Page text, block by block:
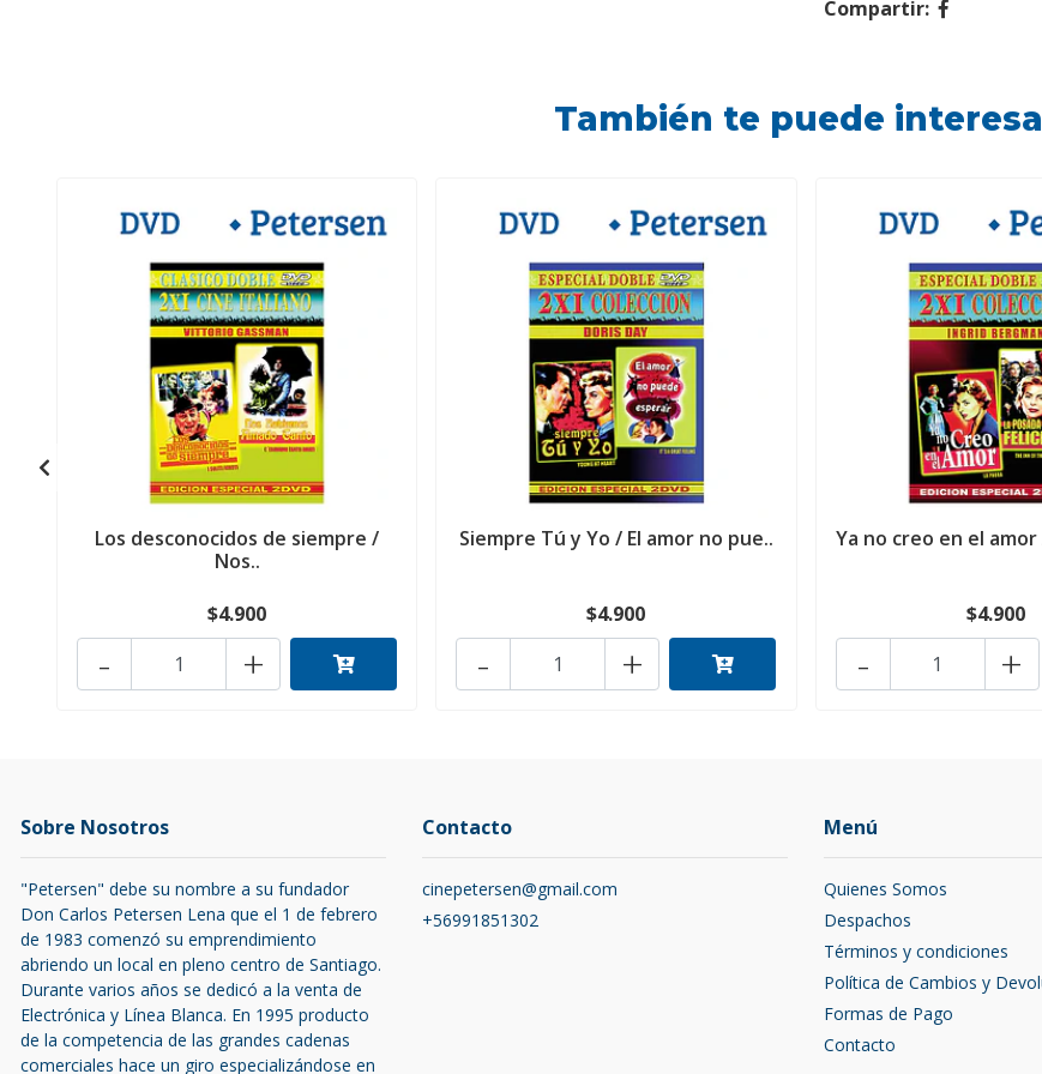
Compartir:
También te puede
Los desconocidos de siempre /
Nos..
$4.900
+
-
Siempre Tú y Yo / El amor no pue..
$4.900
+
-
Ya no creo en el amor
$4.900
+
-
Sobre Nosotros
"Petersen" debe su nombre a su fundador
Don Carlos Petersen Lena que el 1 de febrero
de 1983 comenzó su emprendimiento
abriendo un local en pleno centro de Santiago.
Durante varios años se dedicó a la venta de
Electrónica y Línea Blanca. En 1995 producto
de la competencia de las grandes cadenas
comerciales hace un giro especializándose en
Contacto
cinepetersen@gmail.com
+56991851302
Menú
Quienes Somos
Despachos
Términos y condiciones
Política de Cambios y
Formas de Pago
Contacto